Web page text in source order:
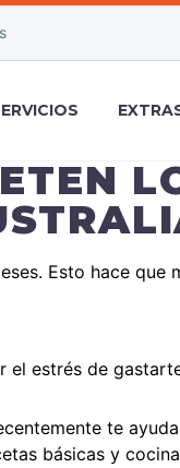
Esto hace que
el estrés de
te
básicas y